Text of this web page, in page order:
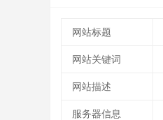
网站标题
网站关键词
网站描述
服务器信息